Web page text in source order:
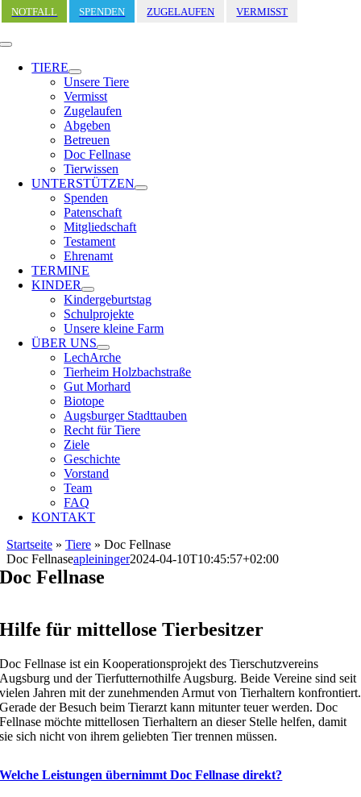
Zum
Inhalt
springen
NOTFALL SPENDEN ZUGELAUFEN VERMISST
Toggle
Navigation
TIERE
Unsere Tiere
Vermisst
Zugelaufen
Abgeben
Betreuen
Doc Fellnase
Tierwissen
UNTERSTÜTZEN
Spenden
Patenschaft
Mitgliedschaft
Testament
Ehrenamt
TERMINE
KINDER
Kindergeburtstag
Schulprojekte
Unsere kleine Farm
ÜBER UNS
LechArche
Tierheim Holzbachstraße
Gut Morhard
Biotope
Augsburger Stadttauben
Recht für Tiere
Ziele
Geschichte
Vorstand
Team
FAQ
KONTAKT
Startseite » Tiere » Doc Fellnase
Doc Fellnaseapleininger2024-04-10T10:45:57+02:00
Doc Fellnase
Hilfe für mittellose Tierbesitzer
Doc Fellnase ist ein Kooperationsprojekt des Tierschutzvereins
Augsburg und der Tierfutternothilfe Augsburg. Beide Vereine sind seit
vielen Jahren mit der zunehmenden Armut von Tierhaltern konfrontiert.
Gerade der Besuch beim Tierarzt kann mitunter teuer werden. Doc
Fellnase möchte mittellosen Tierhaltern an dieser Stelle helfen, damit
sie sich nicht von ihrem geliebten Tier trennen müssen.
Welche Leistungen übernimmt Doc Fellnase direkt?